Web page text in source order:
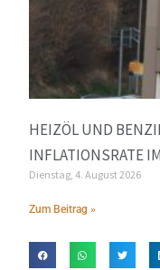
HEIZÖL UND
INFLATIONSRATE
Dienstag, 4. August 2026
Zum Beitrag »